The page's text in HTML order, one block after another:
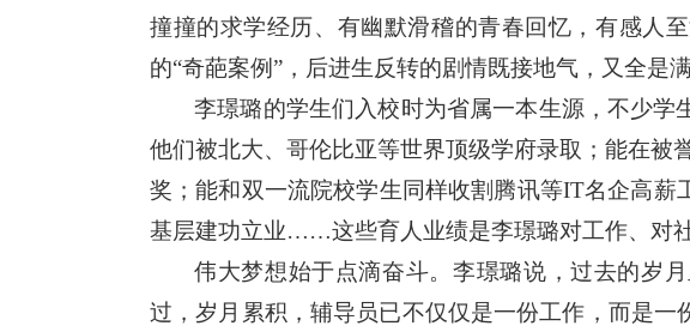
撞撞的求学经历、有幽默滑稽的青春回忆，有感人
的“奇葩案例” ，后进生反转的剧情既接地气，又全是
李璟璐的学生们入校时为省属一本生源，不少
他们被北大、哥伦比亚等世界顶级学府录取；能在被
奖；能和双一流院校学生同样收割腾讯等IT名企高薪
基层建功立业……这些育人业绩是李璟璐对工作、对
伟大梦想始于点滴奋斗。李璟璐说，过去的岁
过，岁月累积，辅导员已不仅仅是一份工作，而是